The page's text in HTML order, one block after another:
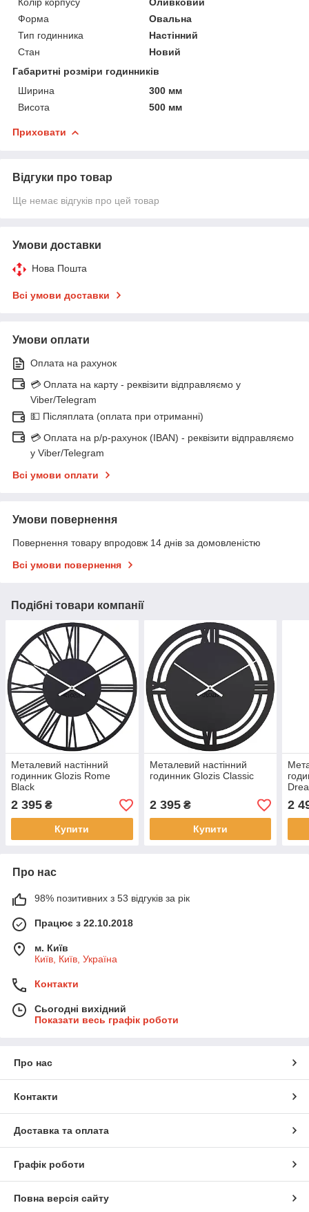
Форма
Овальна
Тип годинника
Настінний
Стан
Новий
Габаритні розміри годинників
Ширина
300 мм
Висота
500 мм
Приховати
Відгуки про товар
Ще немає відгуків про цей товар
Умови доставки
Нова Пошта
Всі умови доставки
Умови оплати
Оплата на рахунок
💳 Оплата на карту - реквізити відправляємо у
Viber/Telegram
💵 Післяплата (оплата при отриманні)
💳 Оплата на р/р-рахунок (IBAN) - реквізити відправляємо
у Viber/Telegram
Всі умови оплати
Умови повернення
Повернення товару впродовж 14 днів за домовленістю
Всі умови повернення
Подібні товари компанії
Металевий настінний
годинник Glozis Rome
Black
2 395 ₴
Купити
Металевий настінний
годинник Glozis Classic
2 395₴
Купити
2
Про нас
98% позитивних з 53 відгуків за рік
Працює з 22.10.2018
м. Київ
Київ, Київ, Україна
Контакти
Сьогодні вихідний
Показати весь графік роботи
Про нас
Контакти
Доставка та оплата
Графік роботи
Повна версія сайту